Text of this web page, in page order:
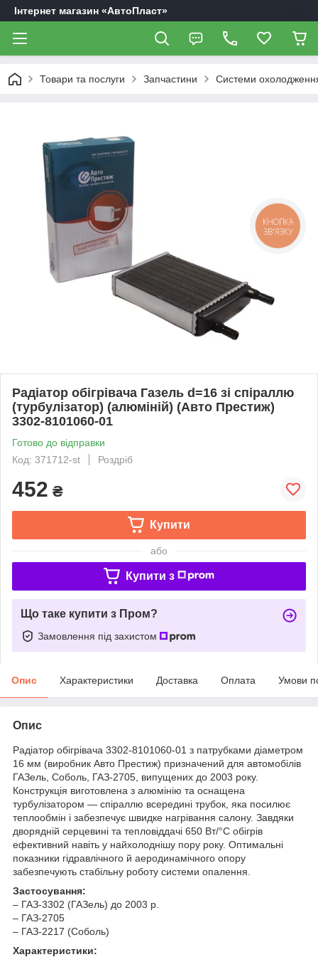
Інтернет магазин «АвтоПласт»
Товари та послуги Запчастини Системи
Радiатор обiгрiвача Газель d=16 зi спiраллю
(турбулiзатор) (алюмiнiй) (Авто Престиж)
3302-8101060-01
Готово до відправки
Код: 371712-st
Роздріб
452 ₴
Купити
або
Купити з
Що таке купити з Пром?
Замовлення під захистом
Опис Характеристики Доставка Оплата Умови
Опис
Радіатор обігрівача 3302-8101060-01 з патрубками діаметром
16 мм (виробник Авто Престиж) призначений для автомобілів
ГАЗель, Соболь, ГАЗ-2705, випущених до 2003 року.
Конструкція виготовлена з алюмінію та оснащена
турбулізатором — спіраллю всередині трубок, яка посилює
теплообмін і забезпечує швидке нагрівання салону. Завдяки
дворядній серцевині та тепловіддачі 650 Вт/°C обігрів
ефективний навіть у найхолоднішу пору року. Оптимальні
показники гідравлічного й аеродинамічного опору
забезпечують стабільну роботу системи опалення.
Застосування:
– ГАЗ-3302 (ГАЗель) до 2003 р.
– ГАЗ-2705
– ГАЗ-2217 (Соболь)
Характеристики:
КНОПКА
ЗВ'ЯЗКУ